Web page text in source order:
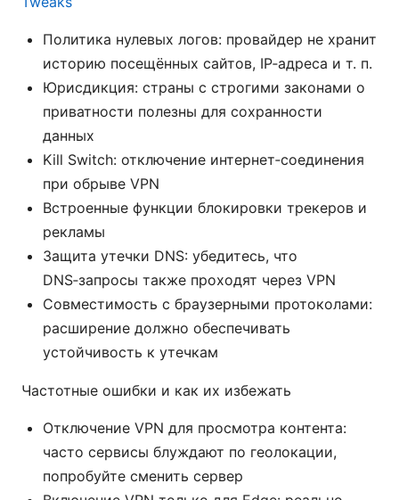
Политика нулевых логов: провайдер не хранит
историю посещённых сайтов, IP‑адреса и т. п.
Юрисдикция: страны с строгими законами о
приватности полезны для сохранности
данных
Kill Switch: отключение интернет‑соединения
при обрыве VPN
Встроенные функции блокировки трекеров и
рекламы
Защита утечки DNS: убедитесь, что
DNS‑запросы также проходят через VPN
Совместимость с браузерными протоколами:
расширение должно обеспечивать
устойчивость к утечкам
Частотные ошибки и как их избежать
Отключение VPN для просмотра контента:
часто сервисы блуждают по геолокации,
попробуйте сменить сервер